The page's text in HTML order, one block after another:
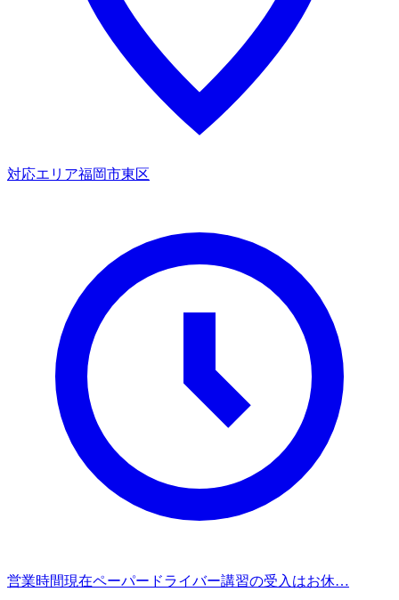
対応エリア福岡市東区
営業時間現在ペーパードライバー講習の受入はお休…